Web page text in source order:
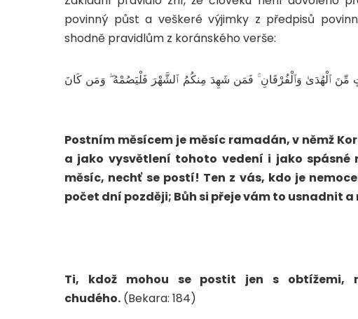
povinný půst a veškeré výjimky z předpisů
shodně pravidlům z koránského verše:
مِّنَ ٱلْهُدَىٰ وَٱلْفُرْقَانِ ۚ فَمَن شَهِدَ مِنكُمُ ٱلشَّهْرَ فَلْيَصُمْهُ ۖ وَمَن كَانَ
Postním měsícem je měsíc ramadán, v němž
a jako vysvětlení tohoto vedení i jako
měsíc, nechť se postí! Ten z vás, kdo je
počet dní později; Bůh si přeje vám to usnadnit a
Ti, kdož mohou se postit jen s obtížemi,
chudého. (Bekara: 184)